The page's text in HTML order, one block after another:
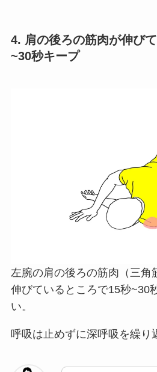
4. 肩の後ろの筋肉が伸び
~30秒キープ
左腕の肩の後ろの筋肉（三角
伸びているところで15秒~30
い。
呼吸は止めずに深呼吸を繰り